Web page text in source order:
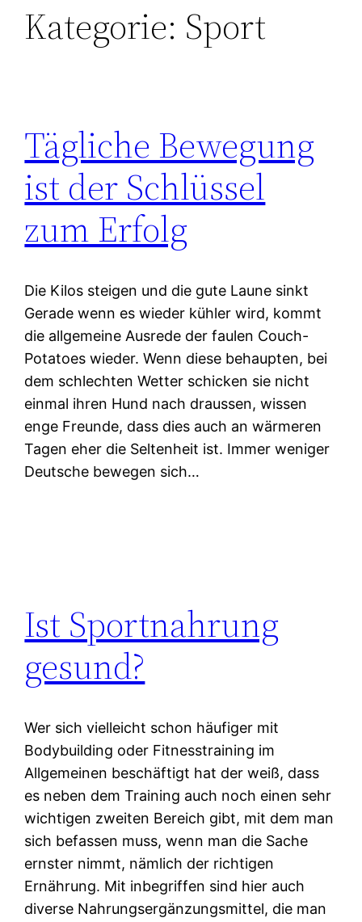
Kategorie: Sport
Tägliche Bewegung
ist der Schlüssel
zum Erfolg
Die Kilos steigen und die gute Laune sinkt
Gerade wenn es wieder kühler wird, kommt
die allgemeine Ausrede der faulen Couch-
Potatoes wieder. Wenn diese behaupten, bei
dem schlechten Wetter schicken sie nicht
einmal ihren Hund nach draussen, wissen
enge Freunde, dass dies auch an wärmeren
Tagen eher die Seltenheit ist. Immer weniger
Deutsche bewegen sich…
Ist Sportnahrung
gesund?
Wer sich vielleicht schon häufiger mit
Bodybuilding oder Fitnesstraining im
Allgemeinen beschäftigt hat der weiß, dass
es neben dem Training auch noch einen sehr
wichtigen zweiten Bereich gibt, mit dem man
sich befassen muss, wenn man die Sache
ernster nimmt, nämlich der richtigen
Ernährung. Mit inbegriffen sind hier auch
diverse Nahrungsergänzungsmittel, die man